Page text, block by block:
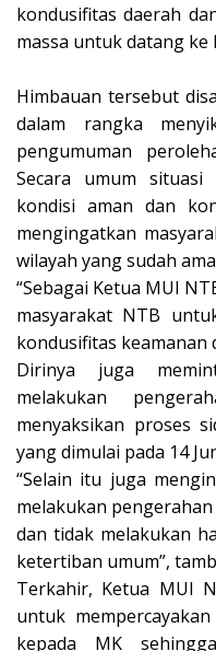
kondusifitas daerah
massa untuk datang ke
Himbauan tersebut
dalam rangka
pengumuman
Secara umum
kondisi aman dan
mengingatkan
wilayah yang sudah
“Sebagai Ketua MUI
masyarakat NTB
kondusifitas keamanan
Dirinya juga
melakukan
menyaksikan proses
yang dimulai pada 14
“Selain itu juga
melakukan
dan tidak melakukan
ketertiban umum”,
Terkahir, Ketua MUI
untuk
kepada MK